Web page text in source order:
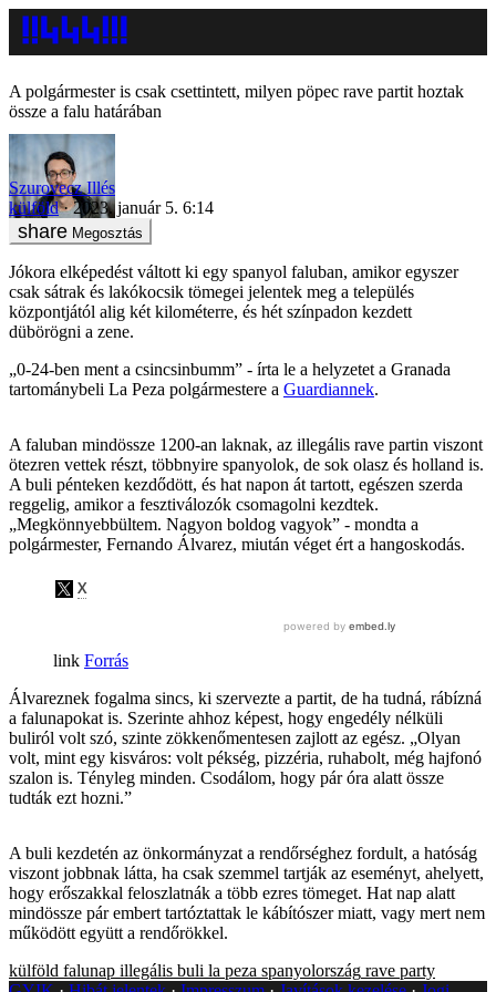
A polgármester is csak csettintett, milyen pöpec rave partit hoztak
össze a falu határában
Szurovecz Illés
külföld
2023. január 5. 6:14
Megosztás
Jókora elképedést váltott ki egy spanyol faluban, amikor egyszer
csak sátrak és lakókocsik tömegei jelentek meg a település
központjától alig két kilométerre, és hét színpadon kezdett
dübörögni a zene.
„0-24-ben ment a csincsinbumm” - írta le a helyzetet a Granada
tartománybeli La Peza polgármestere a Guardiannek.
A faluban mindössze 1200-an laknak, az illegális rave partin viszont
ötezren vettek részt, többnyire spanyolok, de sok olasz és holland is.
A buli pénteken kezdődött, és hat napon át tartott, egészen szerda
reggelig, amikor a fesztiválozók csomagolni kezdtek.
„Megkönnyebbültem. Nagyon boldog vagyok” - mondta a
polgármester, Fernando Álvarez, miután véget ért a hangoskodás.
Forrás
Álvareznek fogalma sincs, ki szervezte a partit, de ha tudná, rábízná
a falunapokat is. Szerinte ahhoz képest, hogy engedély nélküli
buliról volt szó, szinte zökkenőmentesen zajlott az egész. „Olyan
volt, mint egy kisváros: volt pékség, pizzéria, ruhabolt, még hajfonó
szalon is. Tényleg minden. Csodálom, hogy pár óra alatt össze
tudták ezt hozni.”
A buli kezdetén az önkormányzat a rendőrséghez fordult, a hatóság
viszont jobbnak látta, ha csak szemmel tartják az eseményt, ahelyett,
hogy erőszakkal feloszlatnák a több ezres tömeget. Hat nap alatt
mindössze pár embert tartóztattak le kábítószer miatt, vagy mert nem
működött együtt a rendőrökkel.
külföld falunap illegális buli la peza spanyolország rave party